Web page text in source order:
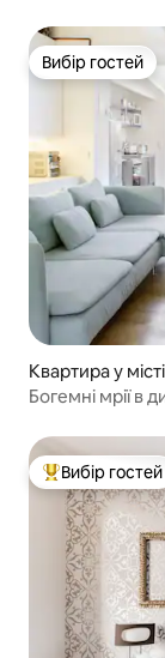
Вибір гостей
Вибір гостей
Квартира у
Богемні мрії в
Топ вибір
Вибір гостей